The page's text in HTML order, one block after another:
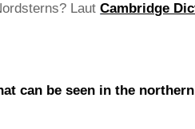
LautCambridge
can beseen in the northern